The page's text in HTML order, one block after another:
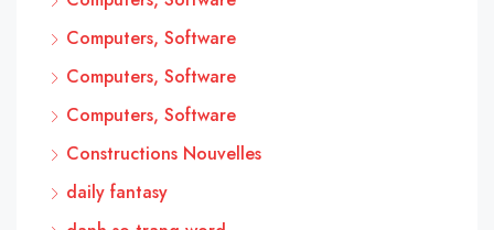
Computers, Software
Computers, Software
Computers, Software
Constructions Nouvelles
daily fantasy